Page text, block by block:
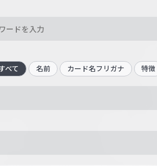
べて 名前 カード名フリガナ 特徴